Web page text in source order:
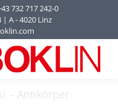
732 717 242-0
A - 4020 Linz
– Antikörper